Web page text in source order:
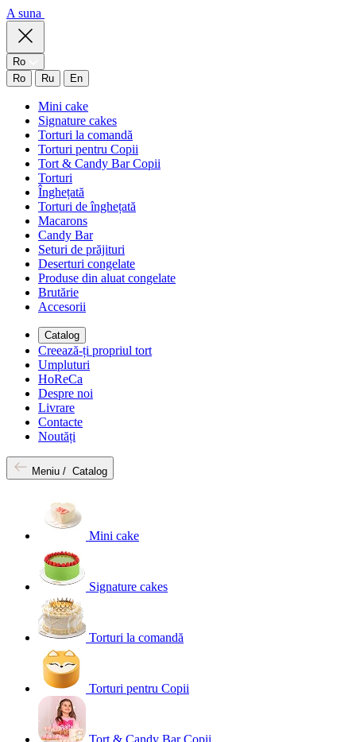
A suna
Ro
Ro
Ru En
Mini cake
Signature cakes
Torturi la comandă
Torturi pentru Copii
Tort & Candy Bar Copii
Torturi
Înghețată
Torturi de înghețată
Macarons
Candy Bar
Seturi de prăjituri
Deserturi congelate
Produse din aluat congelate
Brutărie
Accesorii
Catalog
Creează-ți propriul tort
Umpluturi
HoReCa
Despre noi
Livrare
Contacte
Noutăți
Meniu / Catalog
Mini cake
Signature cakes
Torturi la comandă
Torturi pentru Copii
Tort & Candy Bar Copii